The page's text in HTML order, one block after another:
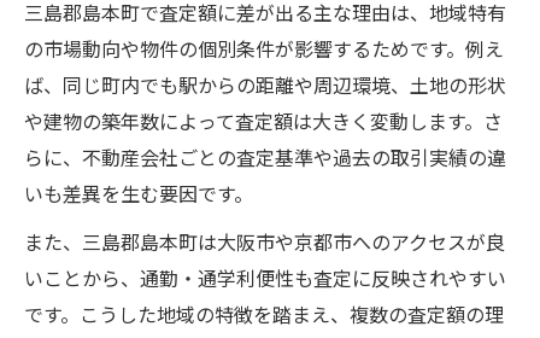
三島郡島本町で査定額に差が出る主な理由は、地域特有
の市場動向や物件の個別条件が影響するためです。例え
ば、同じ町内でも駅からの距離や周辺環境、土地の形状
や建物の築年数によって査定額は大きく変動します。さ
らに、不動産会社ごとの査定基準や過去の取引実績の違
いも差異を生む要因です。
また、三島郡島本町は大阪市や京都市へのアクセスが良
いことから、通勤・通学利便性も査定に反映されやすい
です。こうした地域の特徴を踏まえ、複数の査定額の理